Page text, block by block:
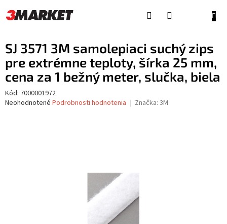
na
obsah
SJ 3571 3M samolepiaci suchý zips
pre extrémne teploty, šírka 25 mm,
cena za 1 bežný meter, slučka, biela
Kód: 7000001972
Priemerné
Neohodnotené Podrobnosti hodnotenia Značka: 3M